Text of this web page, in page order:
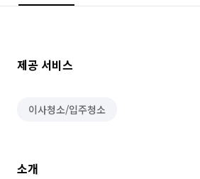
제공 서비스
이사청소/입주청소
소개